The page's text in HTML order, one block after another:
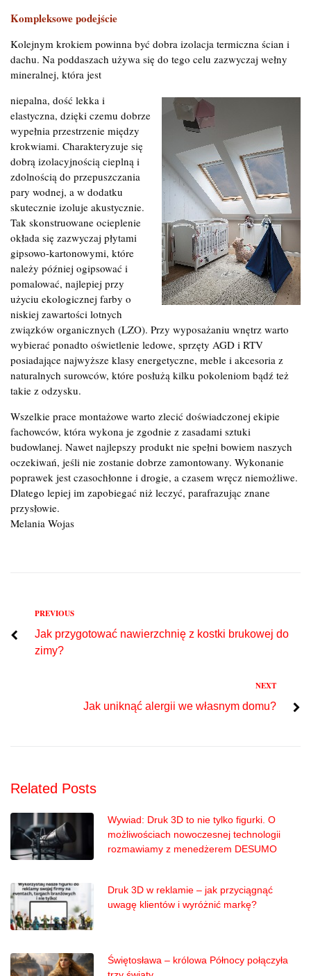
Kompleksowe podejście
Kolejnym krokiem powinna być dobra izolacja termiczna ścian i
dachu. Na poddaszach używa się do tego celu zazwyczaj wełny
mineralnej, która jest
niepalna, dość lekka i
elastyczna, dzięki czemu dobrze
wypełnia przestrzenie między
krokwiami. Charakteryzuje się
dobrą izolacyjnością cieplną i
zdolnością do przepuszczania
pary wodnej, a w dodatku
skutecznie izoluje akustycznie.
Tak skonstruowane ocieplenie
okłada się zazwyczaj płytami
gipsowo-kartonowymi, które
należy później ogipsować i
pomalować, najlepiej przy
użyciu ekologicznej farby o
niskiej zawartości lotnych
związków organicznych (LZO). Przy wyposażaniu wnętrz warto
wybierać ponadto oświetlenie ledowe, sprzęty AGD i RTV
posiadające najwyższe klasy energetyczne, meble i akcesoria z
naturalnych surowców, które posłużą kilku pokoleniom bądź też
takie z odzysku.
Wszelkie prace montażowe warto zlecić doświadczonej ekipie
fachowców, która wykona je zgodnie z zasadami sztuki
budowlanej. Nawet najlepszy produkt nie spełni bowiem naszych
oczekiwań, jeśli nie zostanie dobrze zamontowany. Wykonanie
poprawek jest czasochłonne i drogie, a czasem wręcz niemożliwe.
Dlatego lepiej im zapobiegać niż leczyć, parafrazując znane
przysłowie.
Melania Wojas
Nawigacja
wpisu
Previous
PREVIOUS
Jak przygotować nawierzchnię z kostki brukowej do
zimy?
NEXT
Jak uniknąć alergii we własnym domu?
Related Posts
Wywiad: Druk 3D to nie tylko figurki. O
możliwościach nowoczesnej technologii
rozmawiamy z menedżerem DESUMO
Druk 3D w reklamie – jak przyciągnąć
uwagę klientów i wyróżnić markę?
Świętosława – królowa Północy połączyła